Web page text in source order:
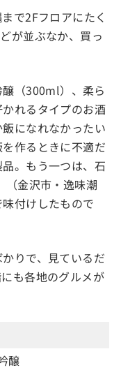
で2Fフロアにたく
が並ぶなか、買っ
（300ml）、柔ら
れるタイプのお酒
になれなかったい
作るときに不適だ
。もう一つは、石
（金沢市・逸味潮
付けしたもので
りで、見ているだ
も各地のグルメが
醸